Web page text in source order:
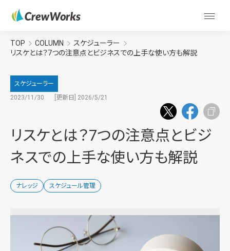
TOP COLUMN
スケジューラー
リスケとは？7つの注意点とビジネスでの上手な使い方も解説
スケジューラー
2023/11/30
[更新日] 2026/5/21
リスケとは？7つの注意点とビジ
ネスでの上手な使い方も解説
ナレッジ スケジュール管理